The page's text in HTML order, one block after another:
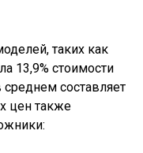
таких как
13,9% стоимости
составляет
цен также